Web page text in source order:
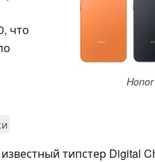
что
типстер Digital